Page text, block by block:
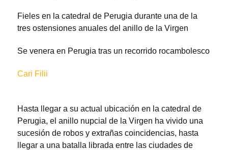
Fieles en la catedral de Perugia durante una de la
tres ostensiones anuales del anillo de la Virgen
Se venera en Perugia tras un recorrido rocambolesco
Cari Filii
Hasta llegar a su actual ubicación en la catedral de
Perugia, el anillo nupcial de la Virgen ha vivido una
sucesión de robos y extrañas coincidencias, hasta
llegar a una batalla librada entre las ciudades de